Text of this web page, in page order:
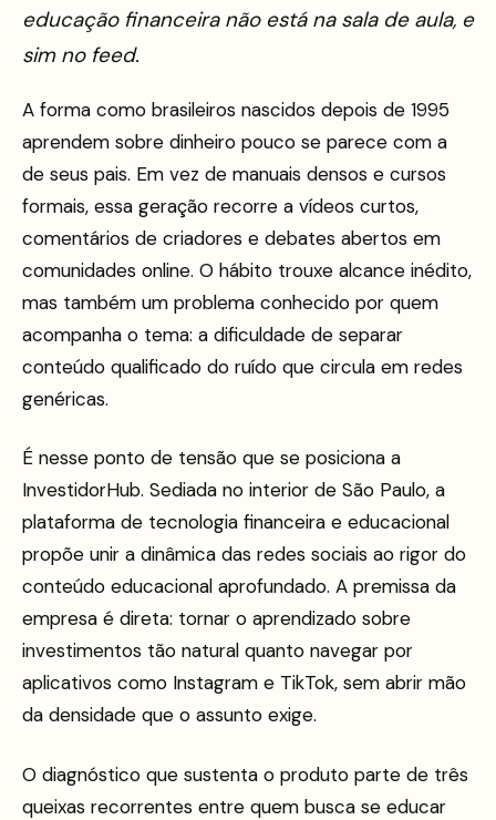
educação financeira não está na sala de aula, e
sim no feed.
A forma como brasileiros nascidos depois de 1995
aprendem sobre dinheiro pouco se parece com a
de seus pais. Em vez de manuais densos e cursos
formais, essa geração recorre a vídeos curtos,
comentários de criadores e debates abertos em
comunidades online. O hábito trouxe alcance inédito,
mas também um problema conhecido por quem
acompanha o tema: a dificuldade de separar
conteúdo qualificado do ruído que circula em redes
genéricas.
É nesse ponto de tensão que se posiciona a
InvestidorHub. Sediada no interior de São Paulo, a
plataforma de tecnologia financeira e educacional
propõe unir a dinâmica das redes sociais ao rigor do
conteúdo educacional aprofundado. A premissa da
empresa é direta: tornar o aprendizado sobre
investimentos tão natural quanto navegar por
aplicativos como Instagram e TikTok, sem abrir mão
da densidade que o assunto exige.
O diagnóstico que sustenta o produto parte de três
queixas recorrentes entre quem busca se educar